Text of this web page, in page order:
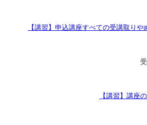
【講習】申込講座すべての受講取り
【講習】講座